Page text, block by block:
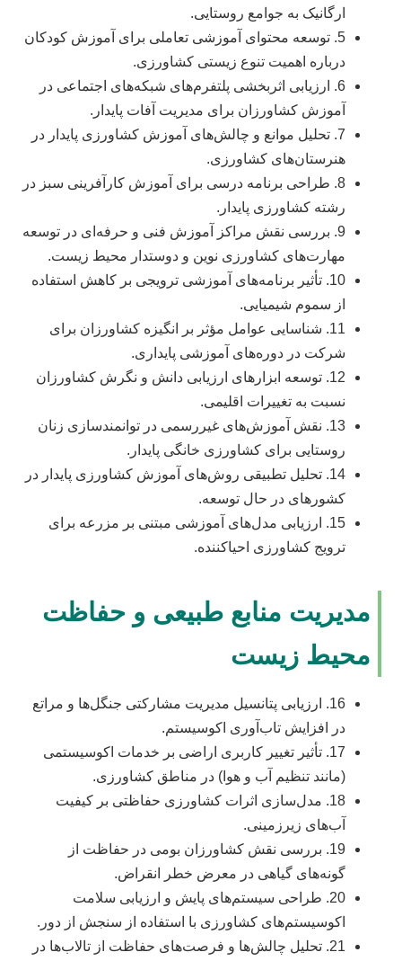
ارگانیک به جوامع روستایی.
5. توسعه محتوای آموزشی تعاملی برای آموزش کودکان
درباره اهمیت تنوع زیستی کشاورزی.
6. ارزیابی اثربخشی پلتفرم‌های شبکه‌های اجتماعی در
آموزش کشاورزان برای مدیریت آفات پایدار.
7. تحلیل موانع و چالش‌های آموزش کشاورزی پایدار در
هنرستان‌های کشاورزی.
8. طراحی برنامه درسی برای آموزش کارآفرینی سبز در
رشته کشاورزی پایدار.
9. بررسی نقش مراکز آموزش فنی و حرفه‌ای در توسعه
مهارت‌های کشاورزی نوین و دوستدار محیط زیست.
10. تأثیر برنامه‌های آموزشی ترویجی بر کاهش استفاده
از سموم شیمیایی.
11. شناسایی عوامل مؤثر بر انگیزه کشاورزان برای
شرکت در دوره‌های آموزشی پایداری.
12. توسعه ابزارهای ارزیابی دانش و نگرش کشاورزان
نسبت به تغییرات اقلیمی.
13. نقش آموزش‌های غیررسمی در توانمندسازی زنان
روستایی برای کشاورزی خانگی پایدار.
14. تحلیل تطبیقی روش‌های آموزش کشاورزی پایدار در
کشورهای در حال توسعه.
15. ارزیابی مدل‌های آموزشی مبتنی بر مزرعه برای
ترویج کشاورزی احیاکننده.
مدیریت منابع طبیعی و حفاظت
محیط زیست
16. ارزیابی پتانسیل مدیریت مشارکتی جنگل‌ها و مراتع
در افزایش تاب‌آوری اکوسیستم.
17. تأثیر تغییر کاربری اراضی بر خدمات اکوسیستمی
(مانند تنظیم آب و هوا) در مناطق کشاورزی.
18. مدل‌سازی اثرات کشاورزی حفاظتی بر کیفیت
آب‌های زیرزمینی.
19. بررسی نقش کشاورزان بومی در حفاظت از
گونه‌های گیاهی در معرض خطر انقراض.
20. طراحی سیستم‌های پایش و ارزیابی سلامت
اکوسیستم‌های کشاورزی با استفاده از سنجش از دور.
21. تحلیل چالش‌ها و فرصت‌های حفاظت از تالاب‌ها در